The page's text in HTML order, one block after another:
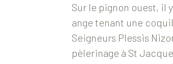
Sur le pignon ouest, il
ange tenant une
Seigneurs Plessis
pèlerinage à St